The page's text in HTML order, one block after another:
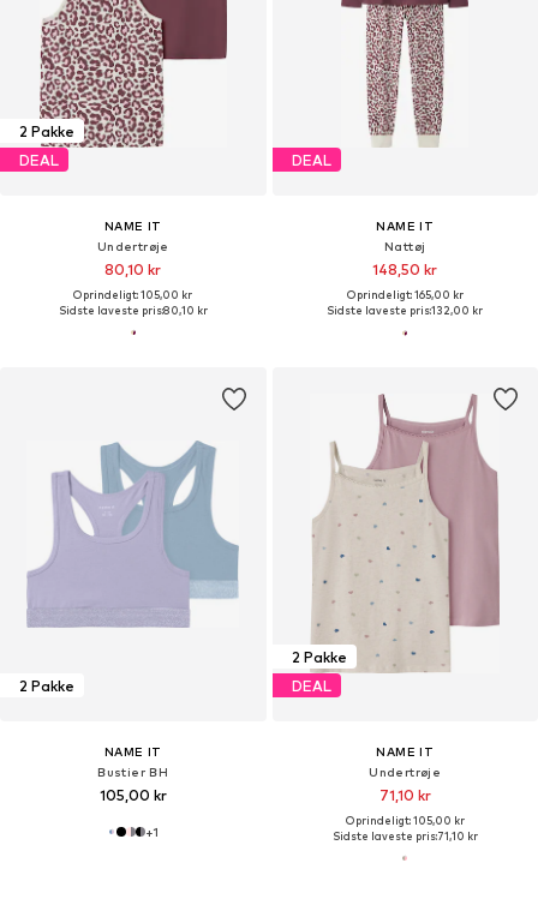
2 Pakke
DEAL
NAME IT
Undertrøje
80,10 kr
Oprindeligt: 105,00 kr
Sidste laveste pris:80,10 kr
DEAL
NAME IT
Nattøj
148,50 kr
Oprindeligt: 165,00 kr
Sidste laveste pris:132,00 kr
2 Pakke
NAME IT
Bustier BH
105,00 kr
+1
2 Pakke
DEAL
NAME IT
Undertrøje
71,10 kr
Oprindeligt: 105,00 kr
Sidste laveste pris:71,10 kr